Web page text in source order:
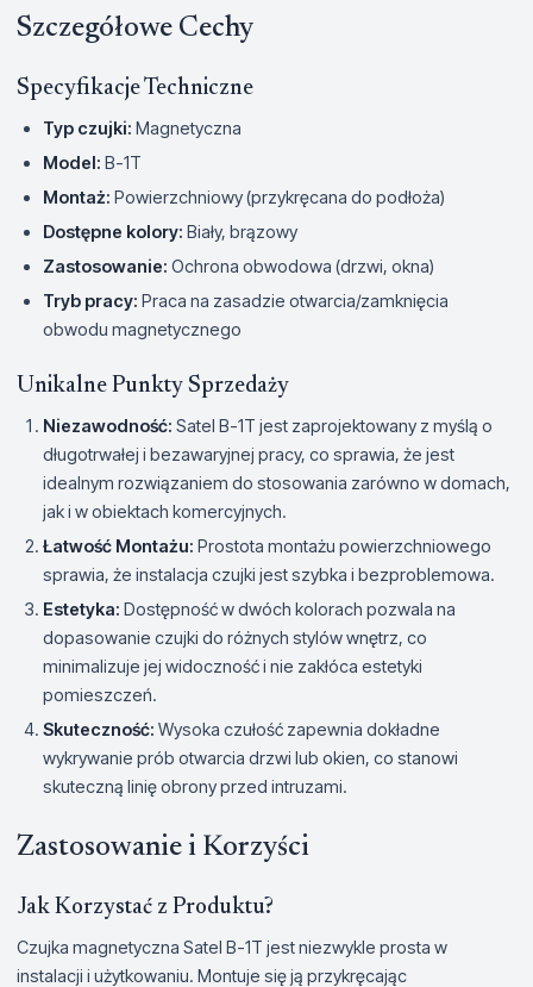
Szczegółowe Cechy
Specyfikacje Techniczne
Typ czujki: Magnetyczna
Model: B-1T
Montaż: Powierzchniowy (przykręcana do podłoża)
Dostępne kolory: Biały, brązowy
Zastosowanie: Ochrona obwodowa (drzwi, okna)
Tryb pracy: Praca na zasadzie otwarcia/zamknięcia
obwodu magnetycznego
Unikalne Punkty Sprzedaży
Niezawodność: Satel B-1T jest zaprojektowany z myślą o
długotrwałej i bezawaryjnej pracy, co sprawia, że jest
idealnym rozwiązaniem do stosowania zarówno w domach,
jak i w obiektach komercyjnych.
Łatwość Montażu: Prostota montażu powierzchniowego
sprawia, że instalacja czujki jest szybka i bezproblemowa.
Estetyka: Dostępność w dwóch kolorach pozwala na
dopasowanie czujki do różnych stylów wnętrz, co
minimalizuje jej widoczność i nie zakłóca estetyki
pomieszczeń.
Skuteczność: Wysoka czułość zapewnia dokładne
wykrywanie prób otwarcia drzwi lub okien, co stanowi
skuteczną linię obrony przed intruzami.
Zastosowanie i Korzyści
Jak Korzystać z Produktu?
Czujka magnetyczna Satel B-1T jest niezwykle prosta w
instalacji i użytkowaniu. Montuje się ją przykręcając